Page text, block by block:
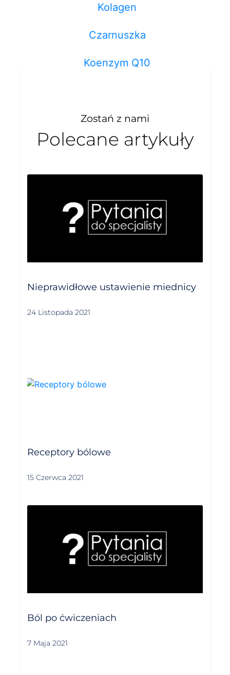
Kolagen
Czarnuszka
Koenzym Q10
Zostań z nami
Polecane artykuły
Nieprawidłowe ustawienie miednicy
24 Listopada 2021
Receptory bólowe
15 Czerwca 2021
Ból po ćwiczeniach
7 Maja 2021